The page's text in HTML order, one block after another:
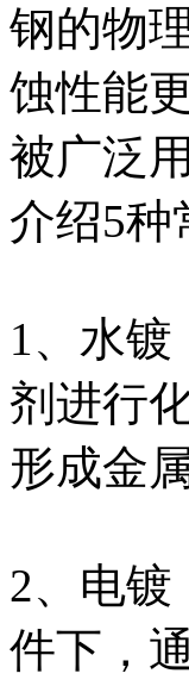
钢的物
蚀性能
被广泛
介绍5种
1、水
剂进行
形成金
2、电镀
件下，